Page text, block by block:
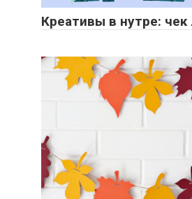
Креативы в нутре: чек